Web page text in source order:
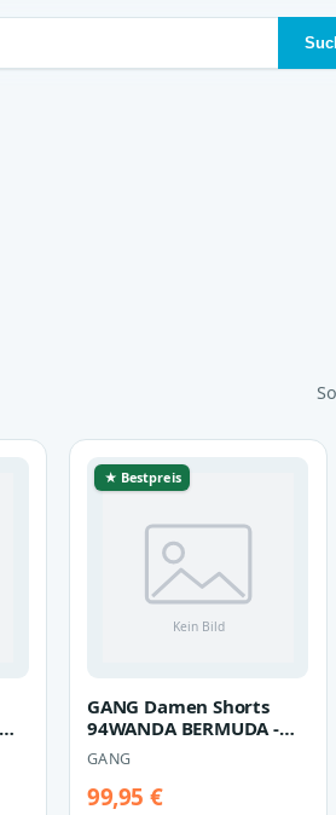
★ Bestpreis
GANG Damen Shorts
94WANDA BERMUDA -
wide fit Hose rough
bleached
GANG
99,95 €